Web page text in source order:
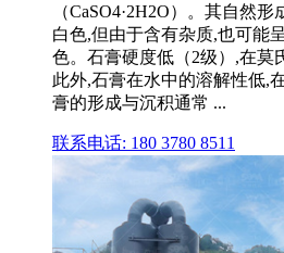
（CaSO4·2H2O）。其自然
白色,但由于含有杂质,也可能
色。石膏硬度低（2级）,在莫
此外,石膏在水中的溶解性低,
膏的形成与沉积通常 ...
联系电话: 180 3780 8511